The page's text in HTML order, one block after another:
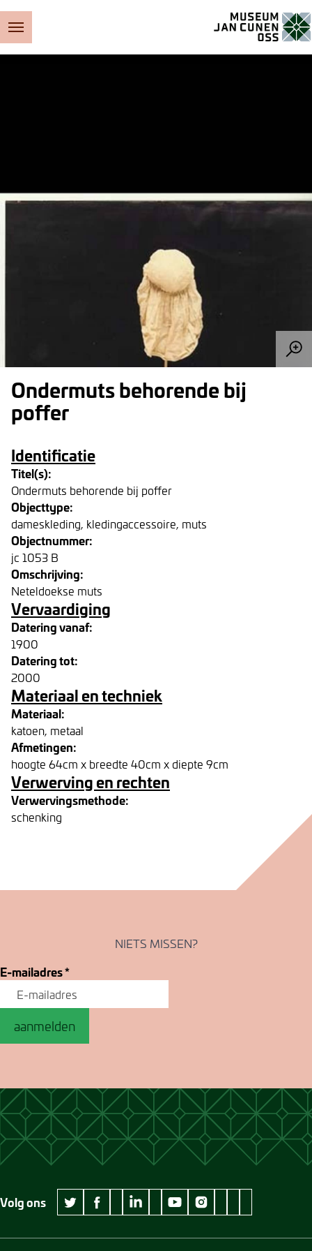
Ondermuts behorende bij
poffer
Identificatie
Titel(s):
Ondermuts behorende bij poffer
Objecttype:
dameskleding, kledingaccessoire, muts
Objectnummer:
jc 1053 B
Omschrijving:
Neteldoekse muts
Vervaardiging
Datering vanaf:
1900
Datering tot:
2000
Materiaal en techniek
Materiaal:
katoen, metaal
Afmetingen:
hoogte 64cm x breedte 40cm x diepte 9cm
Verwerving en rechten
Verwervingsmethode:
schenking
NIETS MISSEN?
E-mailadres*
aanmelden
Volg ons
twitter Museum Jan Cunen
facebook Museum Jan Cunen
wikipedia Museum Jan Cunen
linkedin Museum Jan Cunen
googleplus Museum Jan Cunen
youtube Museum Jan Cunen
instagram Museum